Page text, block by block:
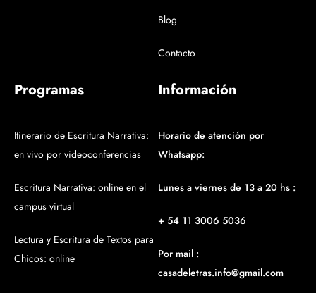
Blog
Contacto
Programas
Itinerario de Escritura Narrativa:
en vivo por videoconferencias
Escritura Narrativa: online en el
campus virtual
Lectura y Escritura de Textos para
Chicos: online
Información
Horario de atención por
Whatsapp:
Lunes a viernes de 13 a 20 hs :
+ 54 11 3006 5036
Por mail :
casadeletras.info@gmail.com